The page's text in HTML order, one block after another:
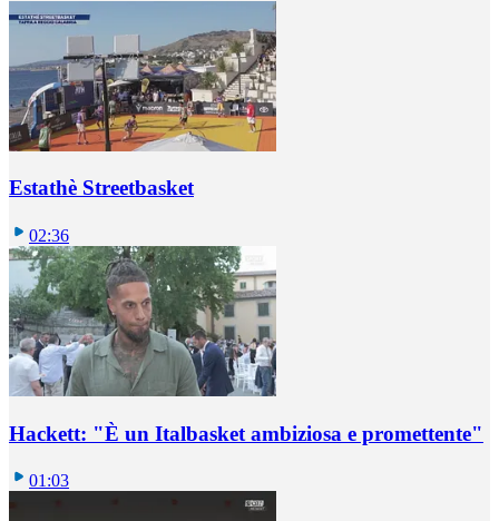
Estathè Streetbasket
02:36
Hackett: "È un Italbasket ambiziosa e promettente"
01:03